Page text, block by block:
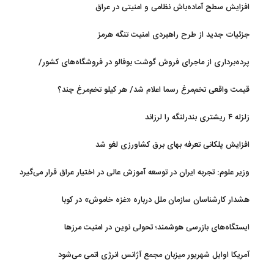
افزایش سطح آماده‌باش نظامی و امنیتی در عراق
جزئیات جدید از طرح راهبردی امنیت تنگه هرمز
پرده‌برداری از ماجرای فروش گوشت بوفالو در فروشگاه‌های کشور/
قیمت واقعی تخم‌مرغ رسما اعلام شد/ هر کیلو تخم‌مرغ چند؟
زلزله ۴ ریشتری بندرلنگه را لرزاند
افزایش پلکانی تعرفه بهای برق کشاورزی لغو شد
وزیر علوم: تجربه ایران در توسعه آموزش عالی در اختیار عراق قرار می‌گیرد
هشدار کارشناسان سازمان ملل درباره «غزه‌ خاموش» در کوبا
ایستگاه‌های بازرسی هوشمند؛ تحولی نوین در امنیت مرزها
آمریکا اوایل شهریور میزبان مجمع آژانس انرژی اتمی می‌شود